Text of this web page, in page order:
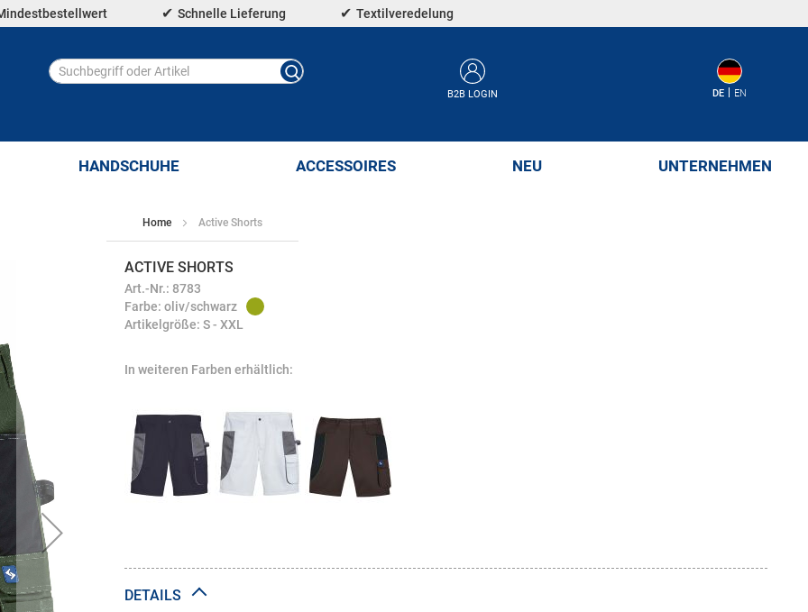
Schnelle Lieferung Textilveredelung
B2B LOGIN DE EN
HANDSCHUHE ACCESSOIRES NEU UNTERNEHMEN
Home Active Shorts
ACTIVE SHORTS
Art.-Nr.: 8783
Farbe: oliv/schwarz
Artikelgröße: S - XXL
In weiteren Farben erhältlich:
DETAILS